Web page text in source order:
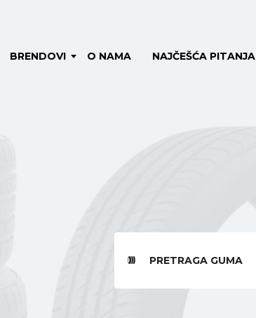
BRENDOVI O NAMA NAJČEŠĆA PITANJA
PRETRAGA GUMA